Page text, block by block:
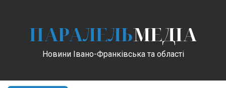
ПАРАЛЕЛЬМЕДІА
Новини Івано-Франківська та області